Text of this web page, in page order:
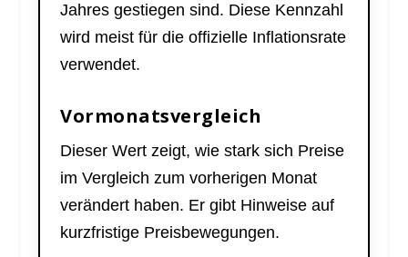
Jahres gestiegen sind. Diese Kennzahl
wird meist für die offizielle Inflationsrate
verwendet.
Vormonatsvergleich
Dieser Wert zeigt, wie stark sich Preise
im Vergleich zum vorherigen Monat
verändert haben. Er gibt Hinweise auf
kurzfristige Preisbewegungen.